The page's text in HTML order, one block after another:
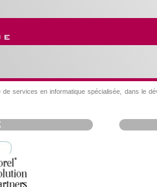
services en informatique spécialisée, dans le